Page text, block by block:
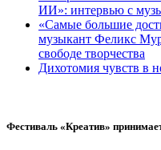
ИИ»: интервью с
«Самые большие
музыкант Феликс
свободе творчества
Дихотомия чувств в
Фестиваль «Креатив»